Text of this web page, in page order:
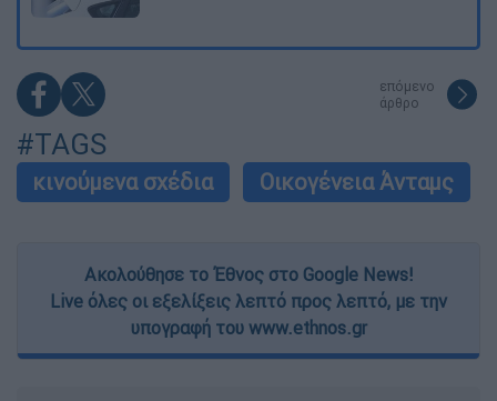
επόμενο
άρθρο
#TAGS
κινούμενα σχέδια Οικογένεια Άνταμς
Ακολούθησε το Έθνος στο Google News!
Live όλες οι εξελίξεις λεπτό προς λεπτό, με την
υπογραφή του www.ethnos.gr